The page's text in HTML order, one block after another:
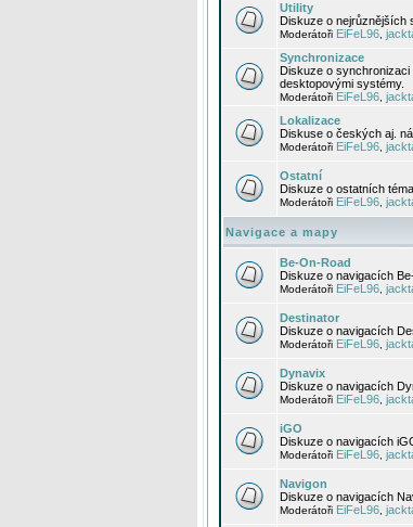
Utility
Diskuze o nejrůznějších
Moderátoři EiFeL96
Synchronizace
Diskuze o
desktopovými systémy.
Moderátoři EiFeL96
Lokalizace
Diskuse o českých aj.
Moderátoři EiFeL96
Ostatní
Diskuze o ostatních
Moderátoři EiFeL96
Navigace a mapy
Be-On-Road
Diskuze o navigacích
Moderátoři EiFeL96
Destinator
Diskuze o navigacích
Moderátoři EiFeL96
Dynavix
Diskuze o navigacích
Moderátoři EiFeL96
iGO
Diskuze o navigacích
Moderátoři EiFeL96
Navigon
Diskuze o navigacích
Moderátoři EiFeL96